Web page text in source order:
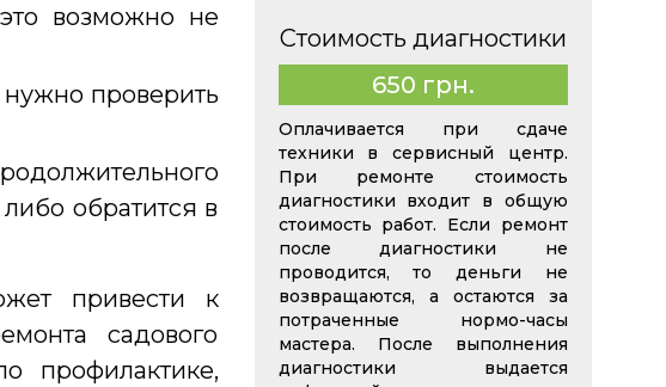
возможно не
нужно проверить
обратится в
привести к
садового
профилактике,
Стоимость диагностики
650 грн.
Оплачивается при сдаче
техники в сервисный центр.
При ремонте стоимость
диагностики входит в общую
стоимость работ. Если ремонт
после диагностики не
проводится, то деньги не
возвращаются, а остаются за
потраченные нормо-часы
мастера. После выполнения
диагностики выдается